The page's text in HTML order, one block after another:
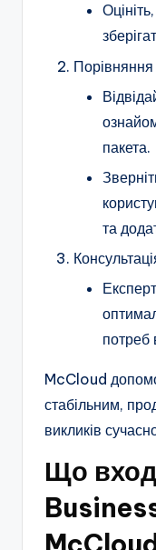
Порівняння
пакета.
та
потреб
McCloud
стабільним,
викликів
Що